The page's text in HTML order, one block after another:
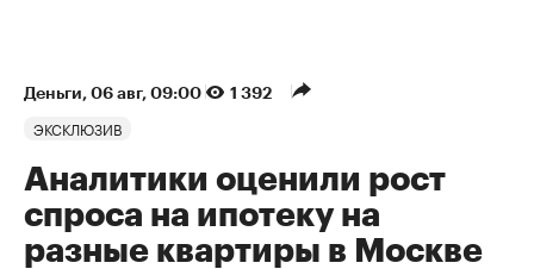
Деньги 06 авг, 09:00 1 392
ЭКСКЛЮЗИВ
Аналитики оценили рост
спроса на ипотеку на
разные квартиры в Москве